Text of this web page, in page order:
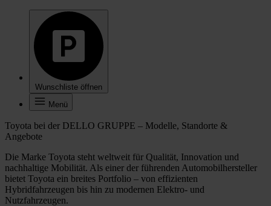
Wunschliste öffnen
Menü
Toyota bei der DELLO GRUPPE – Modelle, Standorte &
Angebote
Die Marke Toyota steht weltweit für Qualität, Innovation und
nachhaltige Mobilität. Als einer der führenden Automobilhersteller
bietet Toyota ein breites Portfolio – von effizienten
Hybridfahrzeugen bis hin zu modernen Elektro- und
Nutzfahrzeugen.